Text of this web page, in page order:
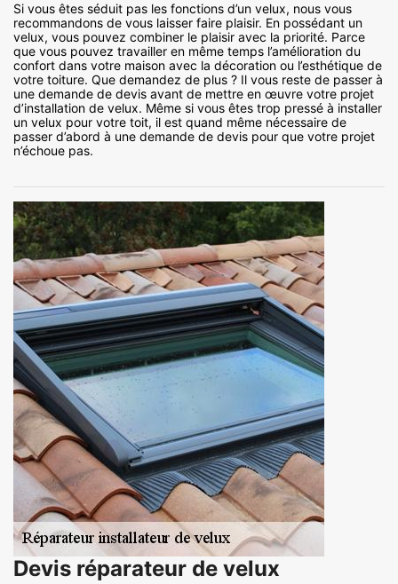
Si vous êtes séduit pas les fonctions d’un velux, nous vous
recommandons de vous laisser faire plaisir. En possédant un
velux, vous pouvez combiner le plaisir avec la priorité. Parce
que vous pouvez travailler en même temps l’amélioration du
confort dans votre maison avec la décoration ou l’esthétique de
votre toiture. Que demandez de plus ? Il vous reste de passer à
une demande de devis avant de mettre en œuvre votre projet
d’installation de velux. Même si vous êtes trop pressé à installer
un velux pour votre toit, il est quand même nécessaire de
passer d’abord à une demande de devis pour que votre projet
n’échoue pas.
Devis réparateur de velux